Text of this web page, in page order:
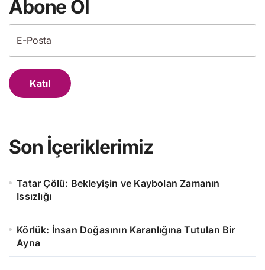
Abone Ol
Katıl
Son İçeriklerimiz
Tatar Çölü: Bekleyişin ve Kaybolan Zamanın
Issızlığı
Körlük: İnsan Doğasının Karanlığına Tutulan Bir
Ayna